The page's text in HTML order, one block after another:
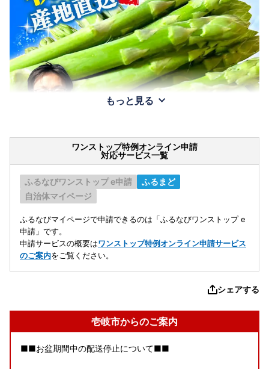
もっと見る
ワンストップ特例オンライン申請
対応サービス一覧
ふるなびワンストップ e申請
ふるまど
自治体マイページ
ふるなびマイページで申請できるのは「ふるなびワンストップ e
申請」です。
申請サービスの概要はワンストップ特例オンライン申請サービス
のご案内をご覧ください。
シェアする
壱岐市からのご案内
■■お盆期間中の配送停止について■■